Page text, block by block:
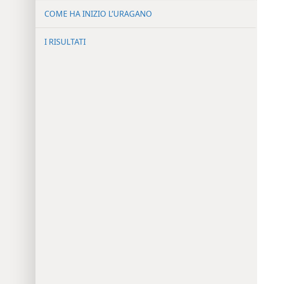
COME HA INIZIO L’URAGANO
I RISULTATI